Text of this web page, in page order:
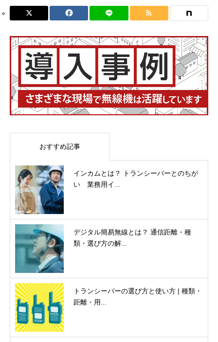
おすすめ記事
インカムとは？ トランシーバーとのちが
い 業務用イ...
デジタル簡易無線とは？ 通信距離・種
類・選び方の解...
トランシーバーの選び方と使い方 | 種類・
距離・用...